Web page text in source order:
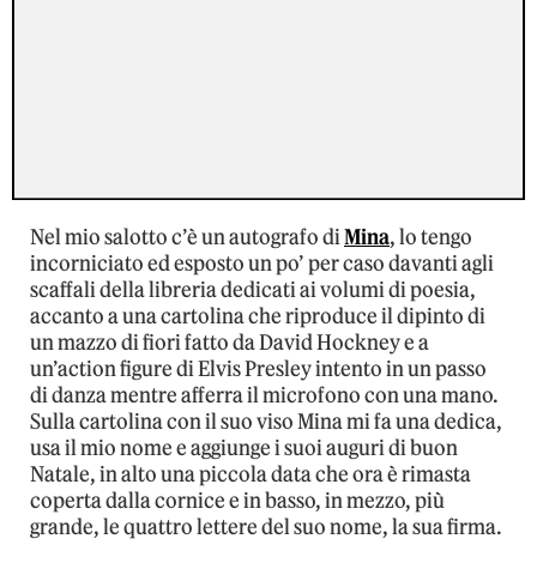
Nel mio salotto c’è un autografo diMina, lo tengo
incorniciato ed esposto un po’ per caso davanti agli
scaffali della libreria dedicati ai volumi di poesia,
accanto a una cartolina che riproduce il dipinto di
un mazzo di fiori fatto da David Hockney e a
un’action figure di Elvis Presley intento in un passo
di danza mentre afferra il microfono con una mano.
Sulla cartolina con il suo viso Mina mi fa una dedica,
usa il mio nome e aggiunge i suoi auguri di buon
Natale, in alto una piccola data che ora è rimasta
coperta dalla cornice e in basso, in mezzo, più
grande, le quattro lettere del suo nome, la sua firma.